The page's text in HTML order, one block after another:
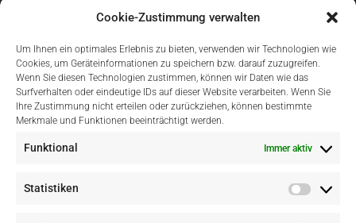
Cookie-Zustimmung verwalten
Um Ihnen ein optimales Erlebnis zu bieten, verwenden wir Technologien wie
Cookies, um Geräteinformationen zu speichern bzw. darauf zuzugreifen.
Wenn Sie diesen Technologien zustimmen, können wir Daten wie das
Surfverhalten oder eindeutige IDs auf dieser Website verarbeiten. Wenn Sie
Ihre Zustimmung nicht erteilen oder zurückziehen, können bestimmte
Merkmale und Funktionen beeinträchtigt werden.
Funktional Immer aktiv
Statistiken
Einfach Online Bezahlen